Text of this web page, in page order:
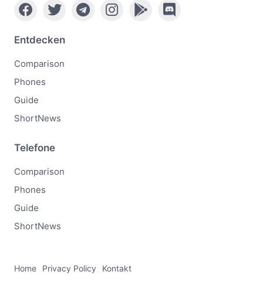
Entdecken
Comparison
Phones
Guide
ShortNews
Telefone
Comparison
Phones
Guide
ShortNews
Home Privacy Policy Kontakt